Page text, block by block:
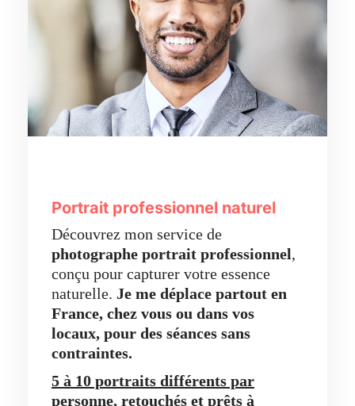
Portrait professionnel naturel
Découvrez mon service de
photographe portrait professionnel,
conçu pour capturer votre essence
naturelle. Je me déplace partout en
France, chez vous ou dans vos
locaux, pour des séances sans
contraintes.
5 à 10 portraits différents par
personne, retouchés et prêts à